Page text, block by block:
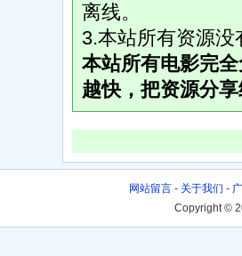
离线。
3.本站所有资源
本站所有电影完
越快，把资源分
网站留言 - 关于我们 -
Copyright ©